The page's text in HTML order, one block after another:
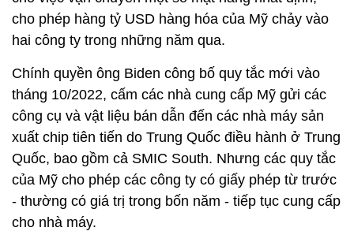
cho phép hàng tỷ USD hàng hóa của Mỹ chảy vào
hai công ty trong những năm qua.
Chính quyền ông Biden công bố quy tắc mới vào
tháng 10/2022, cấm các nhà cung cấp Mỹ gửi các
công cụ và vật liệu bán dẫn đến các nhà máy sản
xuất chip tiên tiến do Trung Quốc điều hành ở Trung
Quốc, bao gồm cả SMIC South. Nhưng các quy tắc
của Mỹ cho phép các công ty có giấy phép từ trước
- thường có giá trị trong bốn năm - tiếp tục cung cấp
cho nhà máy.